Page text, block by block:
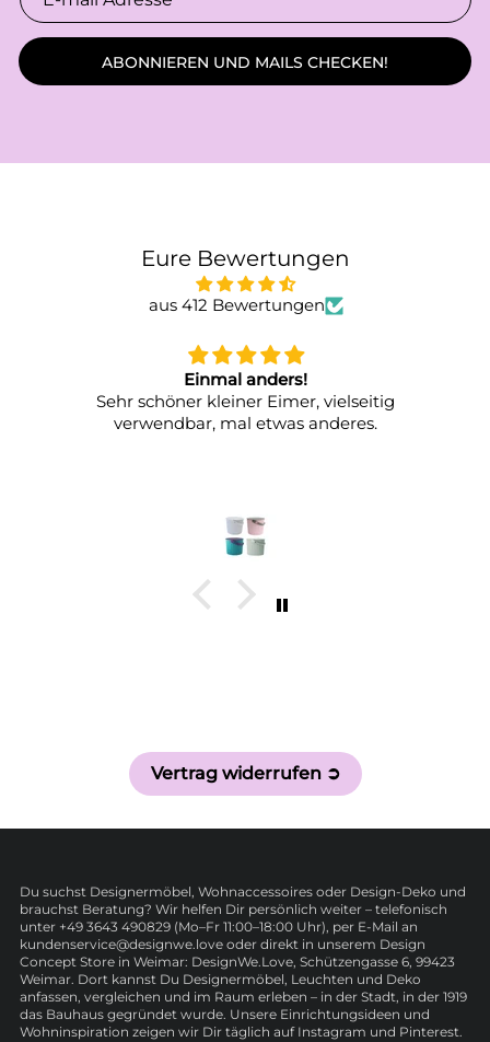
ABONNIEREN UND MAILS CHECKEN!
Eure Bewertungen
aus 412 Bewertungen
Eimer, vielseitig
etwas anderes.
Vertrag widerrufen ➲
Du suchst Designermöbel, Wohnaccessoires oder Design-Deko und
brauchst Beratung? Wir helfen Dir persönlich weiter – telefonisch
unter +49 3643 490829 (Mo–Fr 11:00–18:00 Uhr), per E-Mail an
kundenservice@designwe.love oder direkt in unserem Design
Concept Store in Weimar: DesignWe.Love, Schützengasse 6, 99423
Weimar. Dort kannst Du Designermöbel, Leuchten und Deko
anfassen, vergleichen und im Raum erleben – in der Stadt, in der 1919
das Bauhaus gegründet wurde. Unsere Einrichtungsideen und
Wohninspiration zeigen wir Dir täglich auf Instagram und Pinterest.